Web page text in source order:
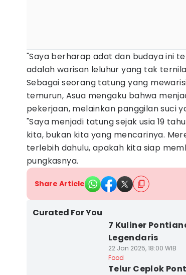
"Saya berharap adat dan budaya ini
adalah warisan leluhur yang tak
Sebagai seorang tatung yang
temurun, Asua mengaku bahwa
pekerjaan, melainkan panggilan suci
"Saya menjadi tatung sejak usia 19
kita, bukan kita yang mencarinya.
terlebih dahulu, apakah kita siap
pungkasnya.
Share Article
Curated For You
7 Kuliner
Legendaris
22 Jan 2025, 18:00 WIB
Food
Telur Ceplok